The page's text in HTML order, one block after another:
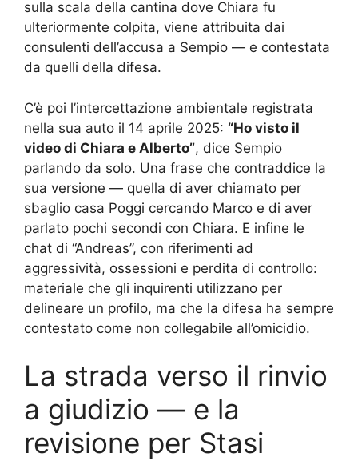
sulla scala della cantina dove Chiara fu
ulteriormente colpita, viene attribuita dai
consulenti dell’accusa a Sempio — e contestata
da quelli della difesa.
C’è poi l’intercettazione ambientale registrata
nella sua auto il 14 aprile 2025: “Ho visto il
video di Chiara e Alberto”, dice Sempio
parlando da solo. Una frase che contraddice la
sua versione — quella di aver chiamato per
sbaglio casa Poggi cercando Marco e di aver
parlato pochi secondi con Chiara. E infine le
chat di “Andreas”, con riferimenti ad
aggressività, ossessioni e perdita di controllo:
materiale che gli inquirenti utilizzano per
delineare un profilo, ma che la difesa ha sempre
contestato come non collegabile all’omicidio.
La strada verso il rinvio
a giudizio — e la
revisione per Stasi